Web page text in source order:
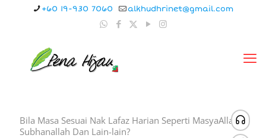
+60 19-930 7060 alkhudhrinet@gmail.com
Bila Masa Sesuai Nak Lafaz Harian Seperti MasyaAllah,
Subhanallah Dan Lain-lain?